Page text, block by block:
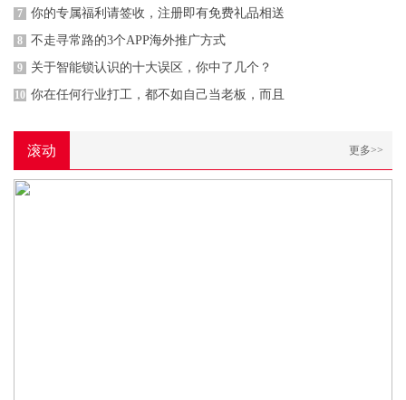
7 你的专属福利请签收，注册即有免费礼品相送
8 不走寻常路的3个APP海外推广方式
9 关于智能锁认识的十大误区，你中了几个？
10 你在任何行业打工，都不如自己当老板，而且
滚动 更多>>